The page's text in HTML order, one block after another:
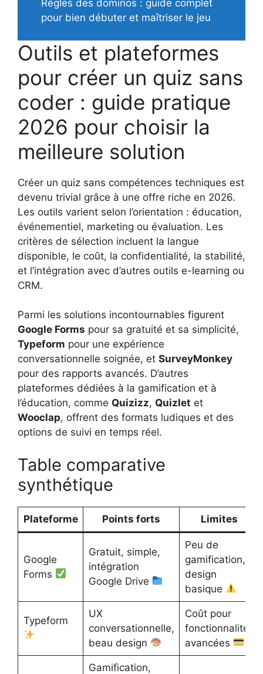
Règles des dominos : guide complet
pour bien débuter et maîtriser le jeu
Outils et plateformes
pour créer un quiz sans
coder : guide pratique
2026 pour choisir la
meilleure solution
Créer un quiz sans compétences techniques est
devenu trivial grâce à une offre riche en 2026.
Les outils varient selon l’orientation : éducation,
événementiel, marketing ou évaluation. Les
critères de sélection incluent la langue
disponible, le coût, la confidentialité, la stabilité,
et l’intégration avec d’autres outils e-learning ou
CRM.
Parmi les solutions incontournables figurent
Google Forms pour sa gratuité et sa simplicité,
Typeform pour une expérience
conversationnelle soignée, et SurveyMonkey
pour des rapports avancés. D’autres
plateformes dédiées à la gamification et à
l’éducation, comme Quizizz, Quizlet et
Wooclap, offrent des formats ludiques et des
options de suivi en temps réel.
Table comparative
synthétique
Plateforme Points forts Limites
Google
Forms
Gratuit, simple,
intégration
Google Drive
Peu de
gamification,
design
basique
Typeform
UX
conversationnelle,
beau design
Coût pour
fonctionnalités
avancées
Gamification,